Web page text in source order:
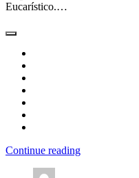
Eucarístico.…
Continue reading